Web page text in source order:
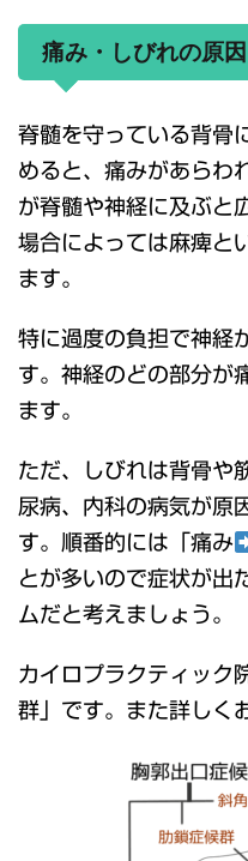
痛み・しびれの原因
脊髄を守っている背骨
めると、痛みがあらわ
が脊髄や神経に及ぶと
場合によっては麻痺と
ます。
特に過度の負担で神経
す。神経のどの部分が
ます。
ただ、しびれは背骨や
尿病、内科の病気が原
す。順番的には「痛み
とが多いので症状が出
ムだと考えましょう。
カイロプラクティック
群」です。また詳しく